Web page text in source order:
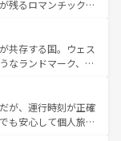
しみ方が可能だ。さ
ており、どの街角に
パリ以外の個性あふ
残るロマンチック街
きることがない。ベ
アルプスの絶景、そ
風景は必見。ビール
、新着の
てほしい。
共存する国。ウェス
なランドマーク、歴
優雅なアフタヌーン
国パブ、サッカー観
豊富。イギリスを旅
が、運行時刻が正確
も安心して個人旅行